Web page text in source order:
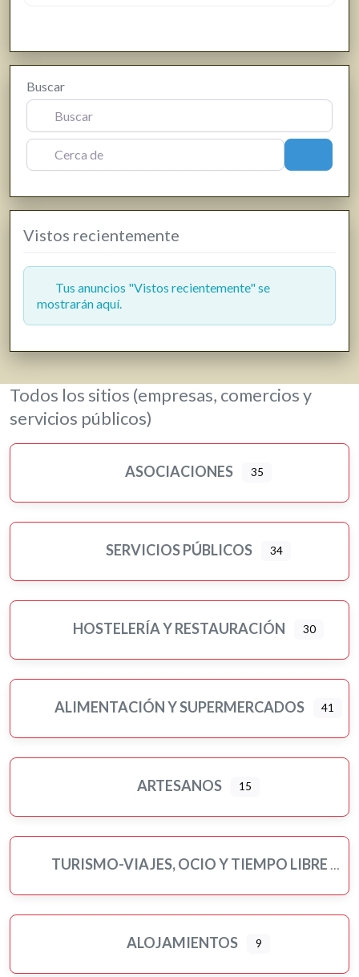
Buscar
Cerca de
Vistos recientemente
Tus anuncios "Vistos recientemente" se
mostrarán aquí.
Todos los sitios (empresas, comercios y
servicios públicos)
ASOCIACIONES 35
SERVICIOS PÚBLICOS 34
HOSTELERÍA Y RESTAURACIÓN 30
ALIMENTACIÓN Y SUPERMERCADOS 41
ARTESANOS 15
TURISMO-VIAJES, OCIO Y TIEMPO LIBRE
ALOJAMIENTOS 9